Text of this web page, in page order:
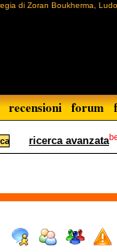
di Zoran Boukherma,
recensioni forum
ricerca avanzata